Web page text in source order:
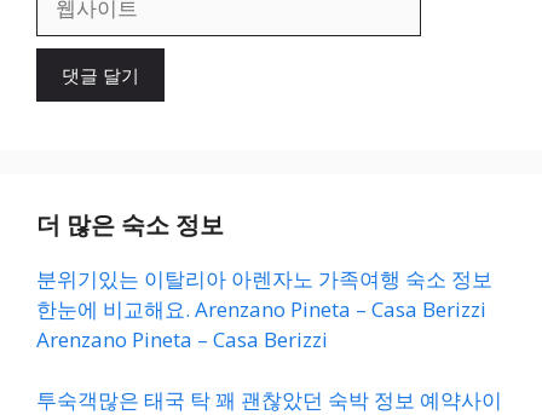
이
더 많은 숙소 정보
분위기있는 이탈리아 아렌자노 가족여행 숙소 정보
한눈에 비교해요. Arenzano Pineta – Casa Berizzi
Arenzano Pineta – Casa Berizzi
투숙객많은 태국 탁 꽤 괜찮았던 숙박 정보 예약사이